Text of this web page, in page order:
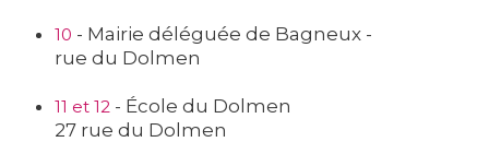
10 - Mairie déléguée de Bagneux -
rue du Dolmen
11 et 12 - École du Dolmen
27 rue du Dolmen